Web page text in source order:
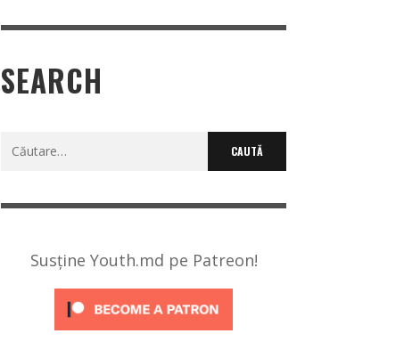
SEARCH
Caută
Susține Youth.md pe Patreon!